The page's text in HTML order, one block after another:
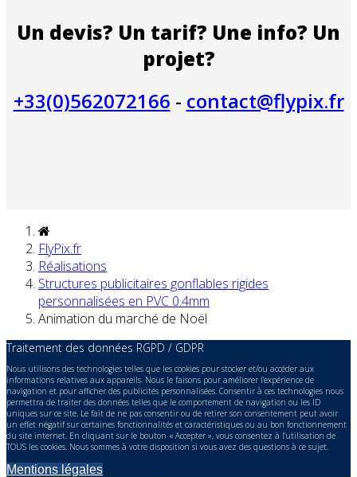
Un devis? Un tarif? Une info? Un
projet?
+33(0)562072166 - contact@flypix.fr
FlyPix.fr
Réalisations
Structures publicitaires gonflables rigides
personnalisées en PVC 0.4mm
Animation du marché de Noël
Traitement des données RGPD / GDPR
Nous utilisons des technologies telles que les cookies pour stocker et/ou accéder aux
informations relatives aux appareils. Nous le faisons pour améliorer l’expérience de
navigation et pour afficher des publicités personnalisées. Consentir à ces technologies nous
permettra de traiter des données telles que le comportement de navigation ou les ID
uniques sur ce site. Le fait de ne pas consentir ou de retirer son consentement peut avoir
un effet négatif sur certaines fonctionnalités et caractéristiques ou au bon fonctionnement
du site internet. En cliquant sur le bouton « Accepter », vous consentez à l'utilisation de
TOUS les cookies. Nous sommes à votre disposition si vous avez des questions à ce sujet.
Mentions légales